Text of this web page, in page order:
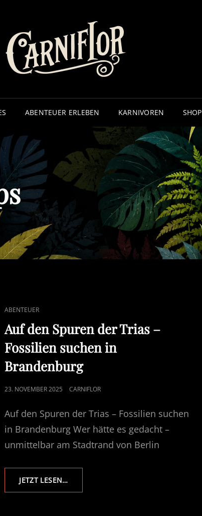
ABENTEUER ERLEBEN KARNIVOREN SHOP
CAT
LINKS
ABENTEUER
Auf den Spuren der Trias –
Fossilien suchen in
Brandenburg
POSTED
23. NOVEMBER 2025 CARNIFLOR
Auf den Spuren der Trias – Fossilien suchen
in Brandenburg Wer hätte es gedacht –
unmittelbar am Stadtrand von Berlin
JETZT LESEN…AUF
DEN